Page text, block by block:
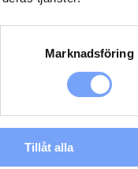
Marknadsföring
Tillåt alla